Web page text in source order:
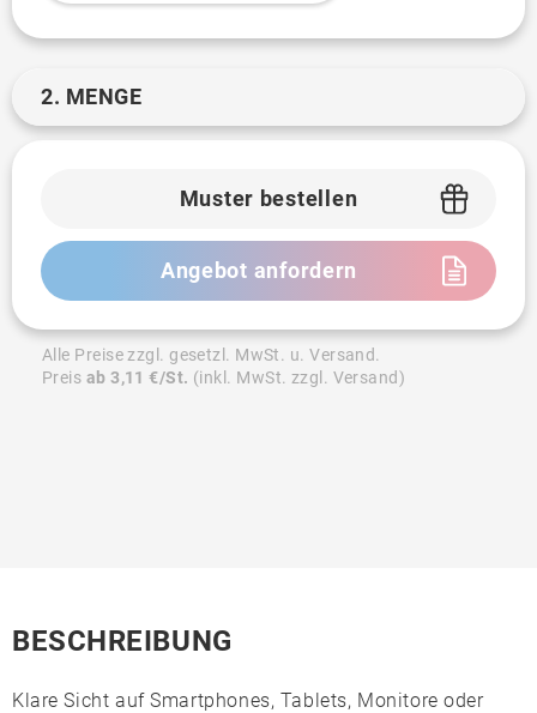
2. MENGE
Muster bestellen
Angebot anfordern
Alle Preise zzgl. gesetzl. MwSt. u. Versand.
Preis ab 3,11 €/St. (inkl. MwSt. zzgl. Versand)
BESCHREIBUNG
Klare Sicht auf Smartphones, Tablets, Monitore oder